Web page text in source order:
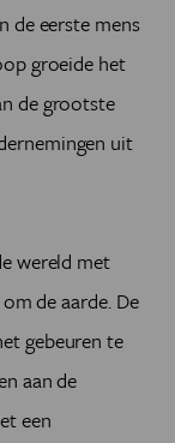
de eerste mens
groeide het
de grootste
uit
wereld met
de aarde. De
gebeuren te
aan de
een